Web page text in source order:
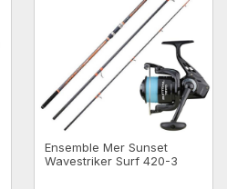
Ensemble Mer Sunset
Wavestriker Surf 420-3